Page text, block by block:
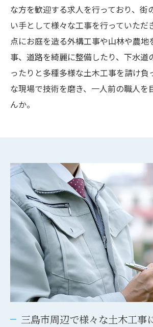
な方を歓迎する求人を行っており、街
い手として様々な工事を行っていただ
点にお庭を造る外構工事や山林や農地
事、道路を綺麗に整備したり、下水道
ったりと多種多様な土木工事を請け負
な現場で技術を磨き、一人前の職人を
んか。
三島市周辺で様々な土木工事